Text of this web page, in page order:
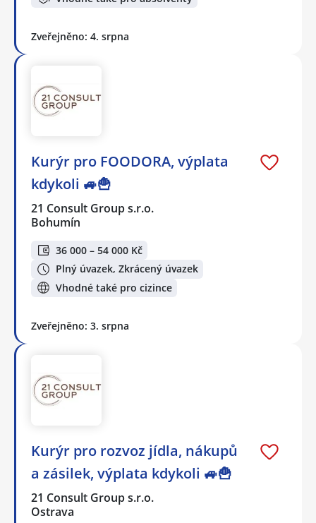
Zveřejněno: 4. srpna
Kurýr pro FOODORA, výplata
kdykoli 🚙🍟
21 Consult Group s.r.o.
Bohumín
36 000 – 54 000 Kč
Plný úvazek, Zkrácený úvazek
Vhodné také pro cizince
Zveřejněno: 3. srpna
Kurýr pro rozvoz jídla, nákupů
a zásilek, výplata kdykoli 🚙🍟
21 Consult Group s.r.o.
Ostrava